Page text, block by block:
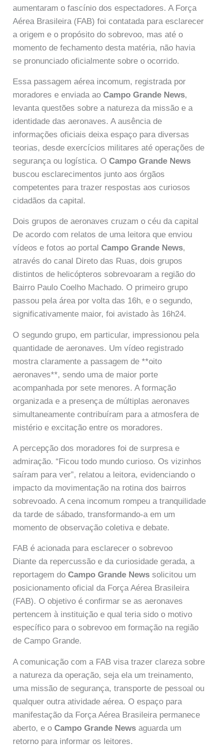
aumentaram o fascínio dos espectadores. A Força
Aérea Brasileira (FAB) foi contatada para esclarecer
a origem e o propósito do sobrevoo, mas até o
momento de fechamento desta matéria, não havia
se pronunciado oficialmente sobre o ocorrido.
Essa passagem aérea incomum, registrada por
moradores e enviada aoCampo Grande News,
levanta questões sobre a natureza da missão e a
identidade das aeronaves. A ausência de
informações oficiais deixa espaço para diversas
teorias, desde exercícios militares até operações de
segurança ou logística. OCampo Grande News
buscou esclarecimentos junto aos órgãos
competentes para trazer respostas aos curiosos
cidadãos da capital.
Dois grupos de aeronaves cruzam o céu da capital
De acordo com relatos de uma leitora que enviou
vídeos e fotos ao portalCampo Grande News,
através do canal Direto das Ruas, dois grupos
distintos de helicópteros sobrevoaram a região do
Bairro Paulo Coelho Machado. O primeiro grupo
passou pela área por volta das 16h, e o segundo,
significativamente maior, foi avistado às 16h24.
O segundo grupo, em particular, impressionou pela
quantidade de aeronaves. Um vídeo registrado
mostra claramente a passagem de **oito
aeronaves**, sendo uma de maior porte
acompanhada por sete menores. A formação
organizada e a presença de múltiplas aeronaves
simultaneamente contribuíram para a atmosfera de
mistério e excitação entre os moradores.
A percepção dos moradores foi de surpresa e
admiração. “Ficou todo mundo curioso. Os vizinhos
saíram para ver”, relatou a leitora, evidenciando o
impacto da movimentação na rotina dos bairros
sobrevoado. A cena incomum rompeu a tranquilidade
da tarde de sábado, transformando-a em um
momento de observação coletiva e debate.
FAB é acionada para esclarecer o sobrevoo
Diante da repercussão e da curiosidade gerada, a
reportagem doCampo Grande News solicitou um
posicionamento oficial da Força Aérea Brasileira
(FAB). O objetivo é confirmar se as aeronaves
pertencem à instituição e qual teria sido o motivo
específico para o sobrevoo em formação na região
de Campo Grande.
A comunicação com a FAB visa trazer clareza sobre
a natureza da operação, seja ela um treinamento,
uma missão de segurança, transporte de pessoal ou
qualquer outra atividade aérea. O espaço para
manifestação da Força Aérea Brasileira permanece
aberto, e oCampo Grande News aguarda um
retorno para informar os leitores.